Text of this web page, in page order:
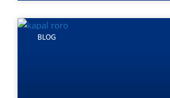
BLOG